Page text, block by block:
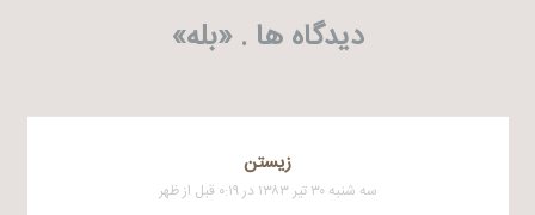
دیدگاه ها . «بله»
زیستن
سه شنبه ۳۰ تیر ۱۳۸۳ در ۰:۱۹ قبل از ظهر